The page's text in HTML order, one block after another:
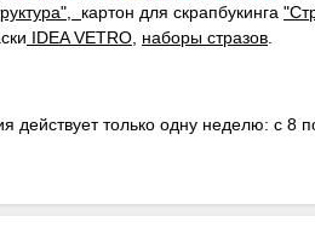
картон для скрапбукинга
IDEA VETRO наборы стразов
действует только одну неделю: с 8